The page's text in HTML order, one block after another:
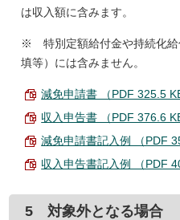
は収入額に含みます。
※ 特別定額給付金や持続化給
填等）には含みません。
減免申請書 （PDF 325.5
収入申告書 （PDF 376.6
減免申請書記入例 （PDF
収入申告書記入例 （PDF
5 対象外となる場合